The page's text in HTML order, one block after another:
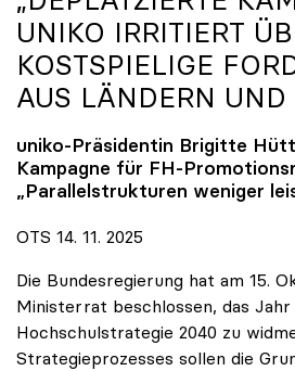
UNIKO IRRITIERT
KOSTSPIELIGE
AUS LÄNDERN UND
uniko-Präsidentin Brigitte
Kampagne für FH-
„Parallelstrukturen weniger
OTS 14. 11. 2025
Die Bundesregierung hat am 15.
Ministerrat beschlossen, das Jahr
Hochschulstrategie 2040 zu
Strategieprozesses sollen die